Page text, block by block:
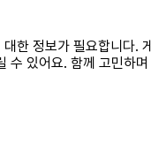
한 정보가 필요합니다.
있어요. 함께 고민하